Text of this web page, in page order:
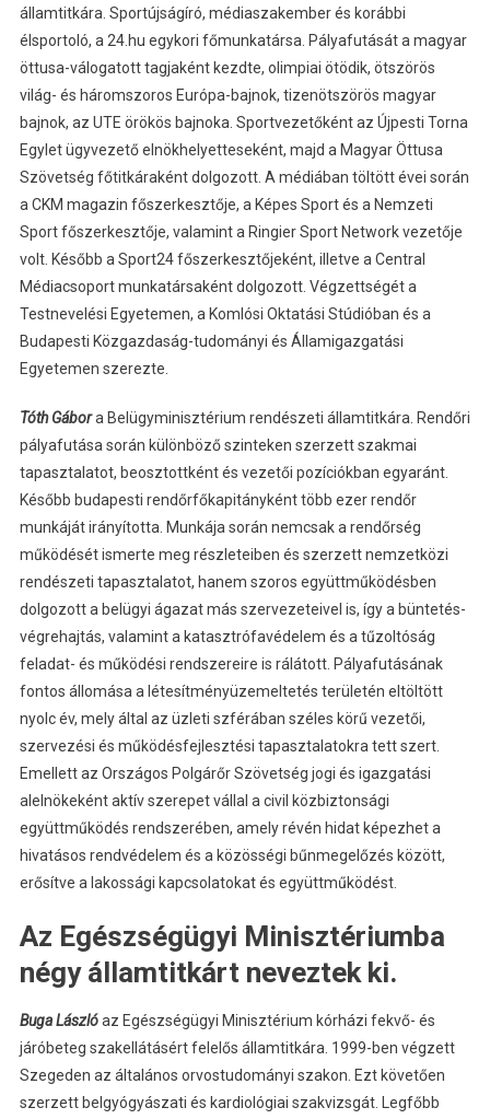
államtitkára. Sportújságíró, médiaszakember és korábbi
élsportoló, a 24.hu egykori főmunkatársa. Pályafutását a magyar
öttusa-válogatott tagjaként kezdte, olimpiai ötödik, ötszörös
világ- és háromszoros Európa-bajnok, tizenötszörös magyar
bajnok, az UTE örökös bajnoka. Sportvezetőként az Újpesti Torna
Egylet ügyvezető elnökhelyetteseként, majd a Magyar Öttusa
Szövetség főtitkáraként dolgozott. A médiában töltött évei során
a CKM magazin főszerkesztője, a Képes Sport és a Nemzeti
Sport főszerkesztője, valamint a Ringier Sport Network vezetője
volt. Később a Sport24 főszerkesztőjeként, illetve a Central
Médiacsoport munkatársaként dolgozott. Végzettségét a
Testnevelési Egyetemen, a Komlósi Oktatási Stúdióban és a
Budapesti Közgazdaság-tudományi és Államigazgatási
Egyetemen szerezte.
Tóth Gábora Belügyminisztérium rendészeti államtitkára. Rendőri
pályafutása során különböző szinteken szerzett szakmai
tapasztalatot, beosztottként és vezetői pozíciókban egyaránt.
Később budapesti rendőrfőkapitányként több ezer rendőr
munkáját irányította. Munkája során nemcsak a rendőrség
működését ismerte meg részleteiben és szerzett nemzetközi
rendészeti tapasztalatot, hanem szoros együttműködésben
dolgozott a belügyi ágazat más szervezeteivel is, így a büntetés-
végrehajtás, valamint a katasztrófavédelem és a tűzoltóság
feladat- és működési rendszereire is rálátott. Pályafutásának
fontos állomása a létesítményüzemeltetés területén eltöltött
nyolc év, mely által az üzleti szférában széles körű vezetői,
szervezési és működésfejlesztési tapasztalatokra tett szert.
Emellett az Országos Polgárőr Szövetség jogi és igazgatási
alelnökeként aktív szerepet vállal a civil közbiztonsági
együttműködés rendszerében, amely révén hidat képezhet a
hivatásos rendvédelem és a közösségi bűnmegelőzés között,
erősítve a lakossági kapcsolatokat és együttműködést.
Az Egészségügyi Minisztériumba
négy államtitkárt neveztek ki.
Buga Lászlóaz Egészségügyi Minisztérium kórházi fekvő- és
járóbeteg szakellátásért felelős államtitkára. 1999-ben végzett
Szegeden az általános orvostudományi szakon. Ezt követően
szerzett belgyógyászati és kardiológiai szakvizsgát. Legfőbb